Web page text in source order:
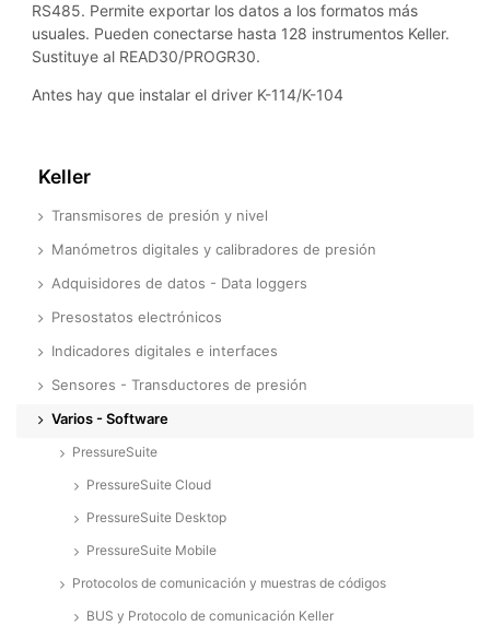
Keller
Transmisores de presión y nivel
Manómetros digitales y calibradores de presión
Adquisidores de datos - Data loggers
Presostatos electrónicos
Indicadores digitales e interfaces
Sensores - Transductores de presión
Varios - Software
PressureSuite
PressureSuite Cloud
PressureSuite Desktop
PressureSuite Mobile
Protocolos de comunicación y muestras de códigos
BUS y Protocolo de comunicación Keller
RS485. Permite exportar los datos a los formatos más
usuales. Pueden conectarse hasta 128 instrumentos Keller.
Sustituye al READ30/PROGR30.
Antes hay que instalar el driver K-114/K-104